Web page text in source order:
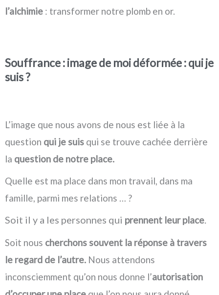
l’alchimie : transformer notre plomb en or.
Souffrance : image de moi déformée : qui je
suis ?
L’image que nous avons de nous est liée à la
question qui je suis qui se trouve cachée derrière
la question de notre place.
Quelle est ma place dans mon travail, dans ma
famille, parmi mes relations … ?
Soit il y a les personnes qui prennent leur place.
Soit nous cherchons souvent la réponse à travers
le regard de l’autre. Nous attendons
inconsciemment qu’on nous donne l’autorisation